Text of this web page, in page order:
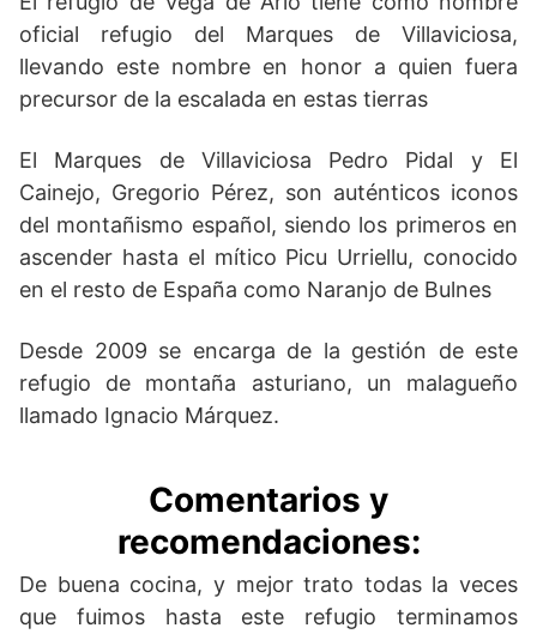
oficial refugio del Marques de Villaviciosa,
llevando este nombre en honor a quien fuera
precursor de la escalada en estas tierras
El Marques de Villaviciosa Pedro Pidal y El
Cainejo, Gregorio Pérez, son auténticos iconos
del montañismo español, siendo los primeros en
ascender hasta el mítico Picu Urriellu, conocido
en el resto de España como Naranjo de Bulnes
Desde 2009 se encarga de la gestión de este
refugio de montaña asturiano, un malagueño
llamado Ignacio Márquez.
Comentarios y
recomendaciones:
De buena cocina, y mejor trato todas la veces
que fuimos hasta este refugio terminamos